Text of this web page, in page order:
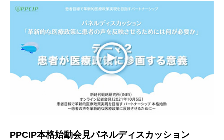
PPCIP本格始動会見パネルディスカッション